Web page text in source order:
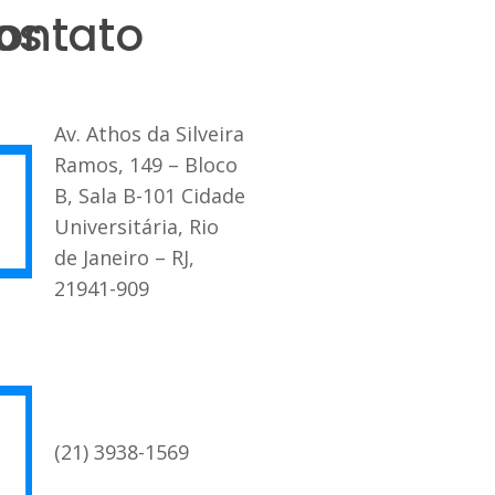
Av. Athos da Silveira
Ramos, 149 – Bloco
B, Sala B-101 Cidade
Universitária, Rio
de Janeiro – RJ,
21941-909
(21) 3938-1569